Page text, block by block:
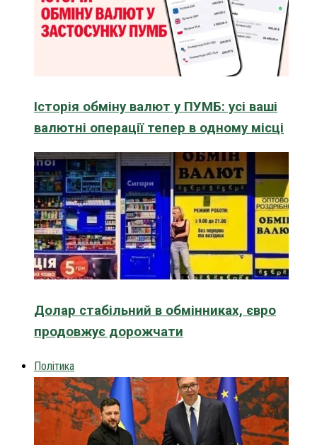
Історія обміну валют у ПУМБ: усі ваші
валютні операції тепер в одному місці
Долар стабільний в обмінниках, євро
продовжує дорожчати
Політика